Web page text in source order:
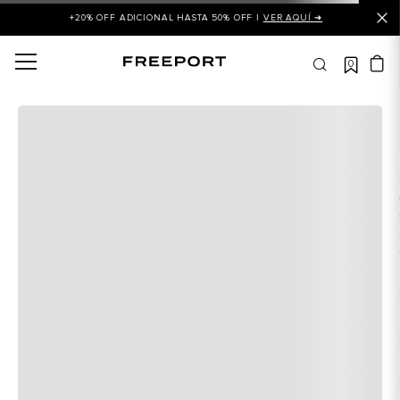
+20% OFF ADICIONAL HASTA 50% OFF | VER AQUÍ ➜
0